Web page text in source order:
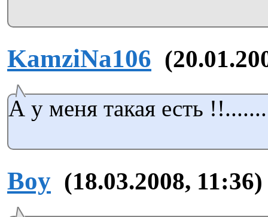
KamziNa106
А у меня такая есть
Boy (18.03.2008, 11:36)